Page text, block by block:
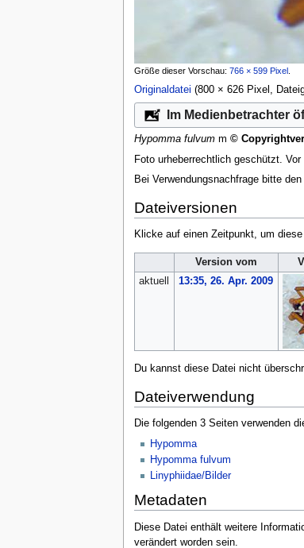
Größe dieser Vorschau: 766 × 599 Pixel.
Originaldatei (800 × 626 Pixel,
Im Medienbetrachter
Hypomma fulvumm ©
Foto urheberrechtlich geschützt.
Bei Verwendungsnachfrage bitte
Dateiversionen
Klicke auf einen Zeitpunkt, um
Version vom
aktuell
13:35, 26. Apr. 2009
Du kannst diese Datei nicht
Dateiverwendung
Die folgenden 3 Seiten verwenden
Hypomma
Hypomma fulvum
Linyphiidae/Bilder
Metadaten
Diese Datei enthält weitere
verändert worden sein.